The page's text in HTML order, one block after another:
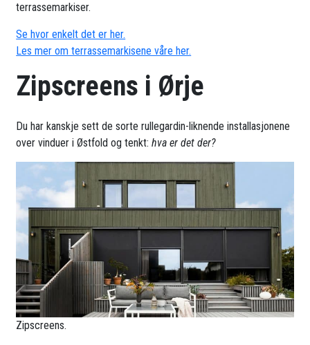
terrassemarkiser.
Se hvor enkelt det er her.
Les mer om terrassemarkisene våre her.
Zipscreens i Ørje
Du har kanskje sett de sorte rullegardin-liknende installasjonene
over vinduer i Østfold og tenkt:hva er det der?
Zipscreens.